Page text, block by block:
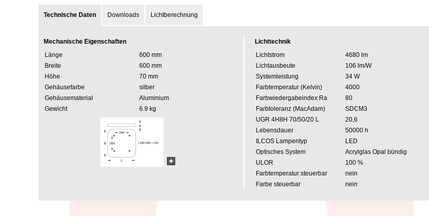
Technische Daten Downloads Lichtberechnung
Mechanische Eigenschaften
Länge
600 mm
Breite
600 mm
Höhe
70 mm
Gehäusefarbe
silber
Gehäusematerial
Aluminium
Gewicht
6.9 kg
Lichttechnik
Lichtstrom
4680 lm
Lichtausbeute
106 lm/W
Systemleistung
34 W
Farbtemperatur (Kelvin)
4000
Farbwiedergabeindex Ra
80
Farbtoleranz (MacAdam)
SDCM3
UGR 4H8H 70/50/20 L
20,6
Lebensdauer
50000 h
ILCOS Lampentyp
LED
Optisches System
Acrylglas Opal bündig
ULOR
100 %
Farbtemperatur steuerbar
nein
Farbe steuerbar
nein